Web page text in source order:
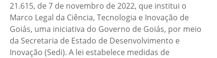
21.615, de 7 de novembro de 2022, que institui o
Marco Legal da Ciência, Tecnologia e Inovação de
Goiás, uma iniciativa do Governo de Goiás, por meio
da Secretaria de Estado de Desenvolvimento e
Inovação (Sedi). A lei estabelece medidas de